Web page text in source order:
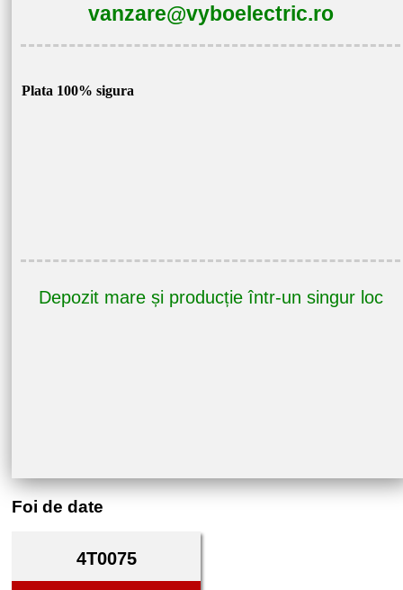
vanzare@vyboelectric.ro
Plata 100% sigura
Depozit mare și producție într-un singur loc
Foi de date
4T0075